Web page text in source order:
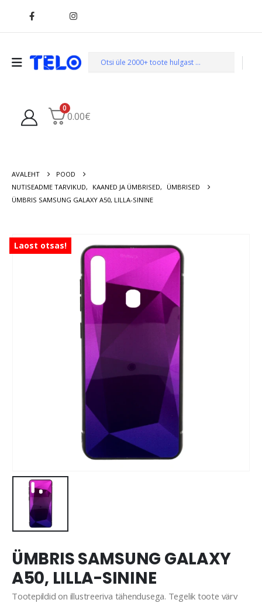
0
0.00€
AVALEHT
POOD
NUTISEADME TARVIKUD, KAANED JA ÜMBRISED,
ÜMBRISED
ÜMBRIS SAMSUNG GALAXY A50, LILLA-SININE
Laost otsas!
ÜMBRIS SAMSUNG GALAXY
A50, LILLA-SININE
Tootepildid on illustreeriva tähendusega. Tegelik toote värv